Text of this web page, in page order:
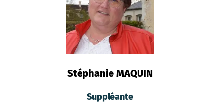
Stéphanie MAQUIN
Suppléante